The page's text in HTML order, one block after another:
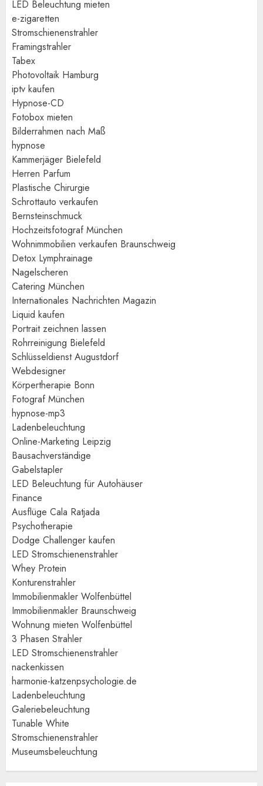
LED Beleuchtung mieten
e-zigaretten
Stromschienenstrahler
Framingstrahler
Tabex
Photovoltaik Hamburg
iptv kaufen
Hypnose-CD
Fotobox mieten
Bilderrahmen nach Maß
hypnose
Kammerjäger Bielefeld
Herren Parfum
Plastische Chirurgie
Schrottauto verkaufen
Bernsteinschmuck
Hochzeitsfotograf München
Wohnimmobilien verkaufen Braunschweig
Detox Lymphrainage
Nagelscheren
Catering München
Internationales Nachrichten Magazin
Liquid kaufen
Portrait zeichnen lassen
Rohrreinigung Bielefeld
Schlüsseldienst Augustdorf
Webdesigner
Körpertherapie Bonn
Fotograf München
hypnose-mp3
Ladenbeleuchtung
Online-Marketing Leipzig
Bausachverständige
Gabelstapler
LED Beleuchtung für Autohäuser
Finance
Ausflüge Cala Ratjada
Psychotherapie
Dodge Challenger kaufen
LED Stromschienenstrahler
Whey Protein
Konturenstrahler
Immobilienmakler Wolfenbüttel
Immobilienmakler Braunschweig
Wohnung mieten Wolfenbüttel
3 Phasen Strahler
LED Stromschienenstrahler
nackenkissen
harmonie-katzenpsychologie.de
Ladenbeleuchtung
Galeriebeleuchtung
Tunable White
Stromschienenstrahler
Museumsbeleuchtung